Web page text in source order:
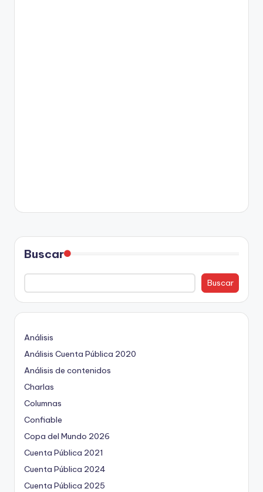
Buscar
Buscar
Análisis
Análisis Cuenta Pública 2020
Análisis de contenidos
Charlas
Columnas
Confiable
Copa del Mundo 2026
Cuenta Pública 2021
Cuenta Pública 2024
Cuenta Pública 2025